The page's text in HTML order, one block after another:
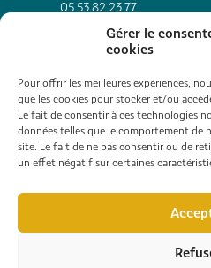
Gérer le
cookies
Pour offrir les meilleures expériences,
que les cookies pour stocker et/ou
Le fait de consentir à ces technologies
données telles que le comportement de
site. Le fait de ne pas consentir ou de
un effet négatif sur certaines
05 53 82 23 77
Contacter l'office de
RECHERCHER INFOS
CARTE INTERACTIVE